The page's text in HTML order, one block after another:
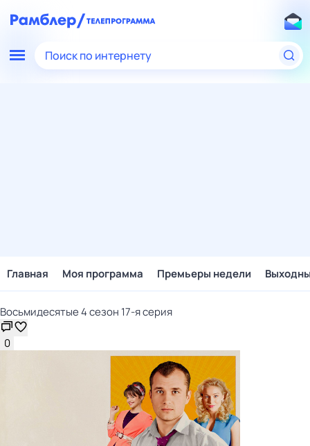
Поиск по интернету
Главная Моя программа Премьеры недели
Восьмидесятые 4 сезон 17-я серия
0